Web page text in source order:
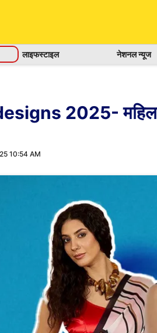
लाइफस्टाइल नेशनल न्यूज
2025-
10:54 AM